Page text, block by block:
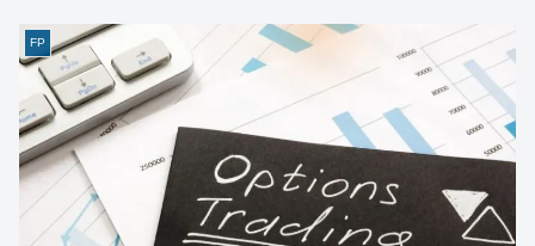
FP